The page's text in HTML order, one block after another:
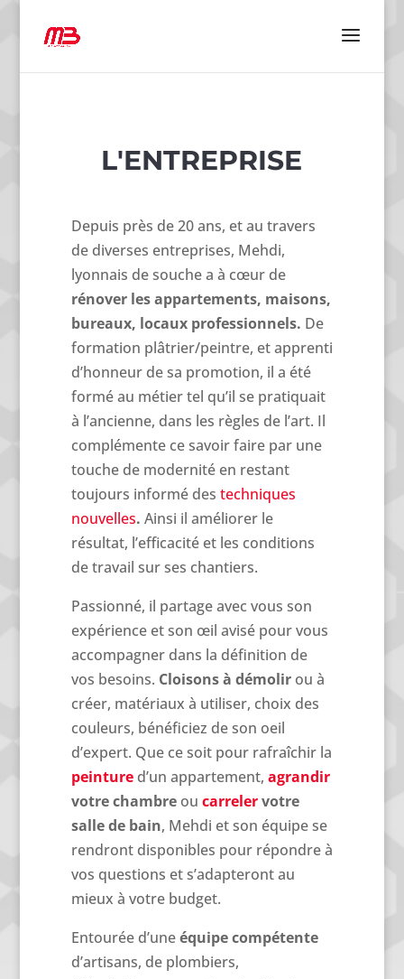
L'ENTREPRISE
Depuis près de 20 ans, et au travers
de diverses entreprises, Mehdi,
lyonnais de souche a à cœur de
rénover les appartements, maisons,
bureaux, locaux professionnels. De
formation plâtrier/peintre, et apprenti
d’honneur de sa promotion, il a été
formé au métier tel qu’il se pratiquait
à l’ancienne, dans les règles de l’art. Il
complémente ce savoir faire par une
touche de modernité en restant
toujours informé des techniques
nouvelles. Ainsi il améliorer le
résultat, l’efficacité et les conditions
de travail sur ses chantiers.
Passionné, il partage avec vous son
expérience et son œil avisé pour vous
accompagner dans la définition de
vos besoins. Cloisons à démolirou à
créer, matériaux à utiliser, choix des
couleurs, bénéficiez de son oeil
d’expert. Que ce soit pour rafraîchir la
peintured’un appartement, agrandir
votre chambreou carrelervotre
salle de bain, Mehdi et son équipe se
rendront disponibles pour répondre à
vos questions et s’adapteront au
mieux à votre budget.
Entourée d’uneéquipe compétente
d’artisans, de plombiers,